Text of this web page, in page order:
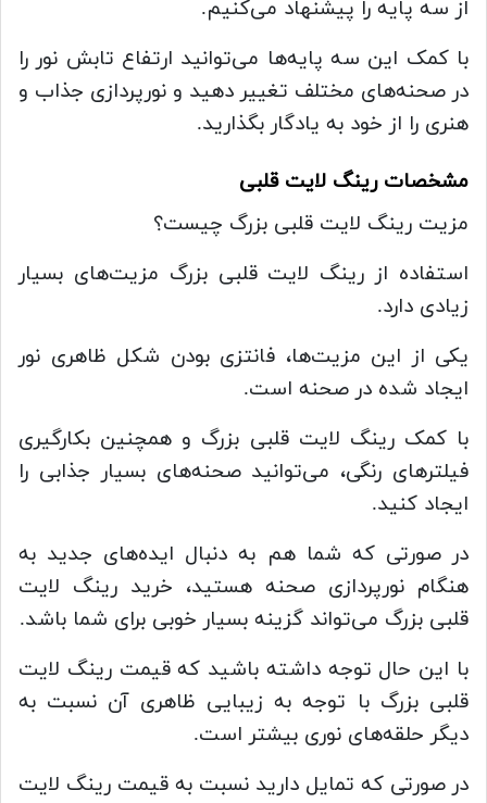
از سه پایه‌ را پیشنهاد می‌کنیم.
با کمک این سه پایه‌ها می‌توانید ارتفاع تابش نور را
در صحنه‌های مختلف تغییر دهید و نورپردازی جذاب و
هنری را از خود به یادگار بگذارید.
مشخصات رینگ لایت قلبی
مزیت رینگ لایت قلبی بزرگ چیست؟
استفاده از رینگ لایت قلبی بزرگ مزیت‌های بسیار
زیادی دارد.
یکی از این مزیت‌ها، فانتزی بودن شکل ظاهری نور
ایجاد شده در صحنه است.
با کمک رینگ لایت قلبی بزرگ و همچنین بکارگیری
فیلترهای رنگی، می‌توانید صحنه‌های بسیار جذابی را
ایجاد کنید.
در صورتی که شما هم به دنبال ایده‌های جدید به
هنگام نورپردازی صحنه هستید، خرید رینگ لایت
قلبی بزرگ می‌تواند گزینه بسیار خوبی برای شما باشد.
با این حال توجه داشته باشید که قیمت رینگ لایت
قلبی بزرگ با توجه به زیبایی ظاهری آن نسبت به
دیگر حلقه‌های نوری بیشتر است.
در صورتی که تمایل دارید نسبت به قیمت رینگ لایت